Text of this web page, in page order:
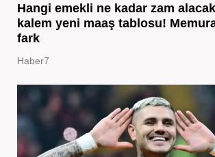
Hangi emekli ne kadar zam
kalem yeni maaş tablosu!
fark
Haber7